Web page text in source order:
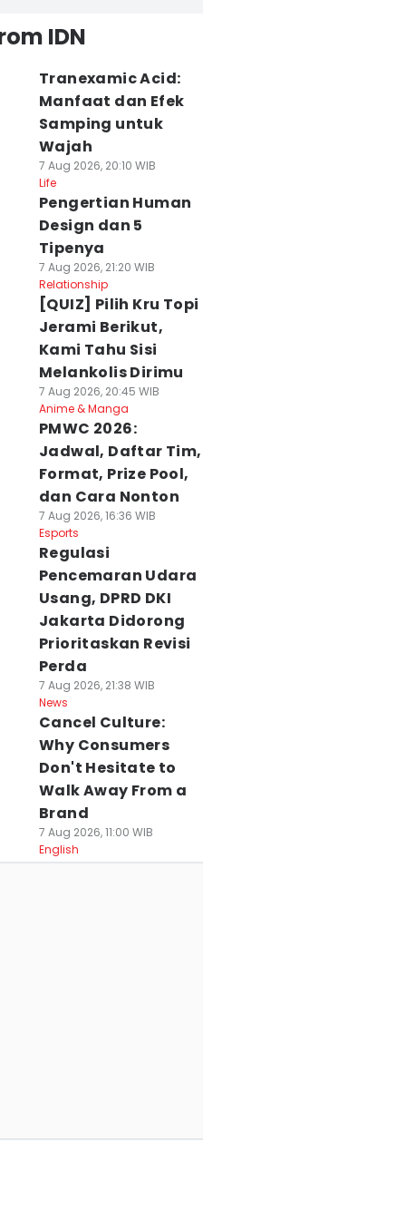
SPPG di
Pemkot
IDN
Tranexamic Acid:
Manfaat dan Efek
Samping untuk
Wajah
7 Aug 2026, 20:10 WIB
Life
Pengertian Human
Design dan 5
Tipenya
7 Aug 2026, 21:20 WIB
Relationship
[QUIZ] Pilih Kru Topi
Jerami Berikut,
Kami Tahu Sisi
Melankolis Dirimu
7 Aug 2026, 20:45 WIB
Anime & Manga
PMWC 2026:
Jadwal, Daftar Tim,
Format, Prize Pool,
dan Cara Nonton
7 Aug 2026, 16:36 WIB
Esports
Regulasi
Pencemaran Udara
Usang, DPRD DKI
Jakarta Didorong
Prioritaskan Revisi
Perda
7 Aug 2026, 21:38 WIB
News
Cancel Culture:
Why Consumers
Don't Hesitate to
Walk Away From a
Brand
7 Aug 2026, 11:00 WIB
English